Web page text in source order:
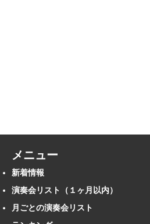
メニュー
新着情報
演奏会リスト（１ヶ月以内）
月ごとの演奏会リスト